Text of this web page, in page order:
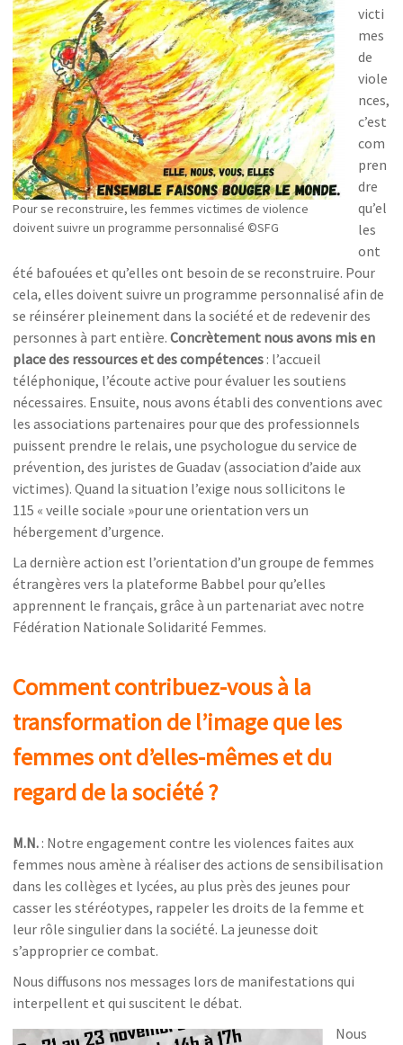
Pour se reconstruire, les femmes victimes de violence
doivent suivre un programme personnalisé ©SFG
victi
mes
de
viole
nces,
c’est
com
pren
dre
qu’el
les
ont
été bafouées et qu’elles ont besoin de se reconstruire. Pour
cela, elles doivent suivre un programme personnalisé afin de
se réinsérer pleinement dans la société et de redevenir des
personnes à part entière.Concrètement nous avons mis en
place des ressources et des compétences : l’accueil
téléphonique, l’écoute active pour évaluer les soutiens
nécessaires. Ensuite, nous avons établi des conventions avec
les associations partenaires pour que des professionnels
puissent prendre le relais, une psychologue du service de
prévention, des juristes de Guadav (association d’aide aux
victimes). Quand la situation l’exige nous sollicitons le
115 « veille sociale »pour une orientation vers un
hébergement d’urgence.
La dernière action est l’orientation d’un groupe de femmes
étrangères vers la plateforme Babbel pour qu’elles
apprennent le français, grâce à un partenariat avec notre
Fédération Nationale Solidarité Femmes.
Comment contribuez-vous à la
transformation de l’image que les
femmes ont d’elles-mêmes et du
regard de la société?
M.N. : Notre engagement contre les violences faites aux
femmes nous amène à réaliser des actions de sensibilisation
dans les collèges et lycées, au plus près des jeunes pour
casser les stéréotypes, rappeler les droits de la femme et
leur rôle singulier dans la société. La jeunesse doit
s’approprier ce combat.
Nous diffusons nos messages lors de manifestations qui
interpellent et qui suscitent le débat.
Nous